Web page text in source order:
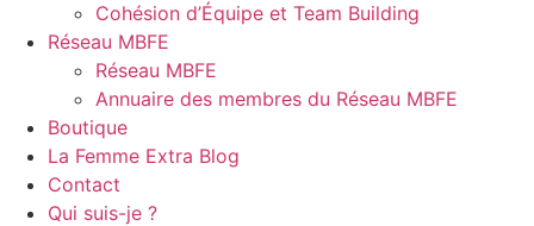
Cohésion d’Équipe et Team Building
Réseau MBFE
Réseau MBFE
Annuaire des membres du Réseau MBFE
Boutique
La Femme Extra Blog
Contact
Qui suis-je ?